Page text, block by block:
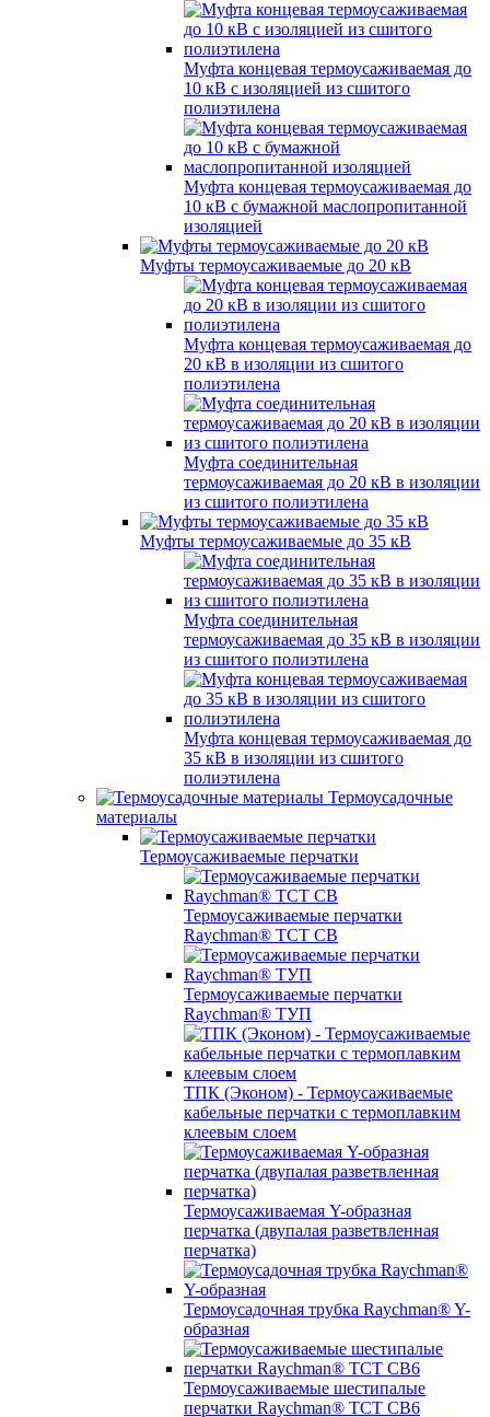
Муфта концевая термоусаживаемая до
10 кВ с изоляцией из сшитого
полиэтилена
Муфта концевая термоусаживаемая до
10 кВ с бумажной маслопропитанной
изоляцией
Муфты термоусаживаемые до 20 кВ
Муфта концевая термоусаживаемая до
20 кВ в изоляции из сшитого
полиэтилена
Муфта соединительная
термоусаживаемая до 20 кВ в изоляции
из сшитого полиэтилена
Муфты термоусаживаемые до 35 кВ
Муфта соединительная
термоусаживаемая до 35 кВ в изоляции
из сшитого полиэтилена
Муфта концевая термоусаживаемая до
35 кВ в изоляции из сшитого
полиэтилена
Термоусадочные
материалы
Термоусаживаемые перчатки
Термоусаживаемые перчатки
Raychman® TCT CB
Термоусаживаемые перчатки
Raychman® ТУП
ТПК (Эконом) - Термоусаживаемые
кабельные перчатки с термоплавким
клеевым слоем
Термоусаживаемая Y-образная
перчатка (двупалая разветвленная
перчатка)
Термоусадочная трубка Raychman® Y-
образная
Термоусаживаемые шестипалые
перчатки Raychman® ТСТ СВ6